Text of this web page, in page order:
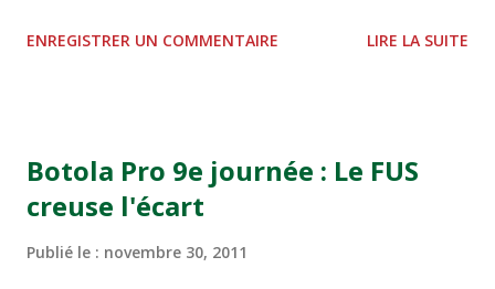
TERRAIN EL ABDI - EL JADIDA 16h30 OCK 0 - 1 HUSA
Mardi 06/12/2011 15H00 WAF - OCS au COMPLEXE SPORTIF
DE FES - FES WAC - MAS Reporté pour cause de finale de la
ENREGISTRER UN COMMENTAIRE LIRE LA SUITE
Botola Pro 9e journée : Le FUS
creuse l'écart
Publié le : novembre 30, 2011